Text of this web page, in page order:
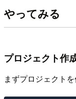
やってみる
プロジェクト作
まずプロジェクト